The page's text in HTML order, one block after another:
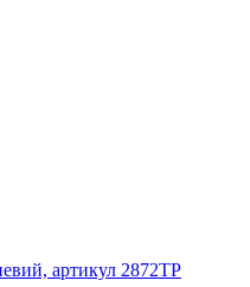
артикул 2872ТР